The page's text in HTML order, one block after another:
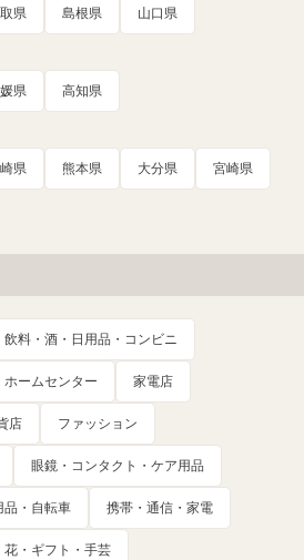
県 島根県 山口県
県 高知県
県 熊本県 大分県 宮崎県
飲料・酒・日用品・コンビニ
ホームセンター 家電店
店 ファッション
眼鏡・コンタクト・ケア用品
品・自転車 携帯・通信・家電
花・ギフト・手芸